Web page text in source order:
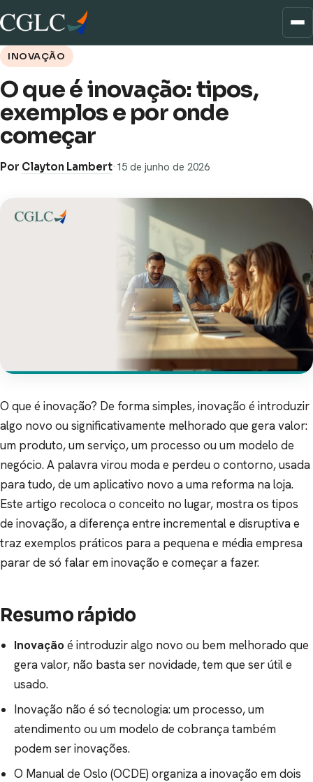
INOVAÇÃO
O que é inovação: tipos,
exemplos e por onde
começar
Por Clayton Lambert· 15 de junho de 2026
O que é inovação? De forma simples, inovação é introduzir
algo novo ou significativamente melhorado que gera valor:
um produto, um serviço, um processo ou um modelo de
negócio. A palavra virou moda e perdeu o contorno, usada
para tudo, de um aplicativo novo a uma reforma na loja.
Este artigo recoloca o conceito no lugar, mostra os tipos
de inovação, a diferença entre incremental e disruptiva e
traz exemplos práticos para a pequena e média empresa
parar de só falar em inovação e começar a fazer.
Resumo rápido
Inovação é introduzir algo novo ou bem melhorado que
gera valor, não basta ser novidade, tem que ser útil e
usado.
Inovação não é só tecnologia: um processo, um
atendimento ou um modelo de cobrança também
podem ser inovações.
O Manual de Oslo (OCDE) organiza a inovação em dois